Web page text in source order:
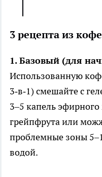
3 рецепта из
1. Базовый (для
Использованную
3‑в‑1) смешайте с
3–5 капель
грейпфрута или
проблемные зоны
водой.